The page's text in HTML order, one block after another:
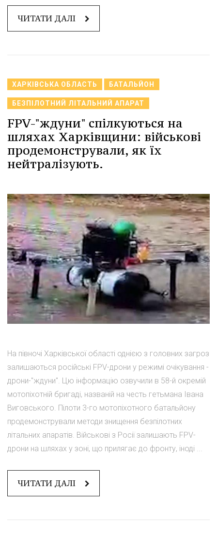
ЧИТАТИ ДАЛІ
ХАРКІВСЬКА ОБЛАСТЬ БАТАЛЬЙОН
БЕЗПІЛОТНИЙ ЛІТАЛЬНИЙ АПАРАТ
FPV-"ждуни" спілкуються на
шляхах Харківщини: військові
продемонстрували, як їх
нейтралізують.
На півночі Харківської області однією з головних загроз
залишаються російські FPV-дрони у режимі очікування -
дрони-"ждуни". Цю інформацію озвучили в 58-й окремій
мотопіхотній бригаді, названій на честь гетьмана Івана
Виговського. Пілоти 3-го мотопіхотного батальйону
продемонстрували методи знищення безпілотних
літальних апаратів. Військові з Росії залишають FPV-
дрони на шляхах у зоні, що прилягає до фронту, іноді ...
ЧИТАТИ ДАЛІ